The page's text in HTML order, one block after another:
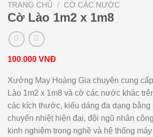
TRANG CHỦ / CỜ CÁC NƯỚC
Cờ Lào 1m2 x 1m8
100.000 VNĐ
Xưởng May Hoàng Gia chuyên cung
Lào 1m2 x 1m8 và cờ các nước khác
các kích thước, kiểu dáng đa dạng bằng
chuyển nhiệt hiện đại, đội ngũ nhân
kinh nghiệm trong nghề và hệ thống